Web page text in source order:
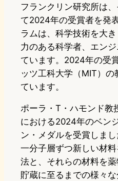
フランクリン研究所は
て2024年の受賞者を発
ラムは、科学技術を大
力のある科学者、エン
ています。2024年の受
ッツ工科大学（MIT）
ています。
ポーラ・T・ハモンド教
における2024年のベン
ン・メダルを受賞しま
一分子層ずつ新しい材
法と、それらの材料を
貯蔵に至るまでの様々